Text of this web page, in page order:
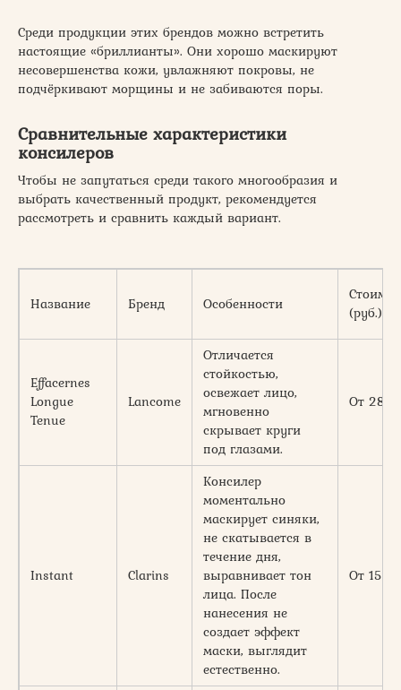
Среди продукции этих брендов можно встретить
настоящие «бриллианты». Они хорошо маскируют
несовершенства кожи, увлажняют покровы, не
подчёркивают морщины и не забиваются поры.
Сравнительные характеристики
консилеров
Чтобы не запутаться среди такого многообразия и
выбрать качественный продукт, рекомендуется
рассмотреть и сравнить каждый вариант.
Название Бренд Особенности
(руб.)
Effacernes
Longue
Tenue
Lancome
Отличается
стойкостью,
освежает лицо,
мгновенно
скрывает круги
под глазами.
От
Instant Clarins
Консилер
моментально
маскирует синяки,
не скатывается в
течение дня,
выравнивает тон
лица. После
нанесения не
создает эффект
маски, выглядит
естественно.
От 1500